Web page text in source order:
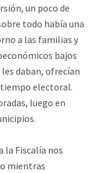
un poco de
todo había una
a las familias y
bajos
daban, ofrecían
electoral.
luego en
la Fiscalía nos
mientras